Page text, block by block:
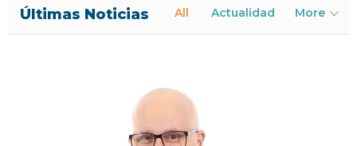
Últimas Noticias All Actualidad More